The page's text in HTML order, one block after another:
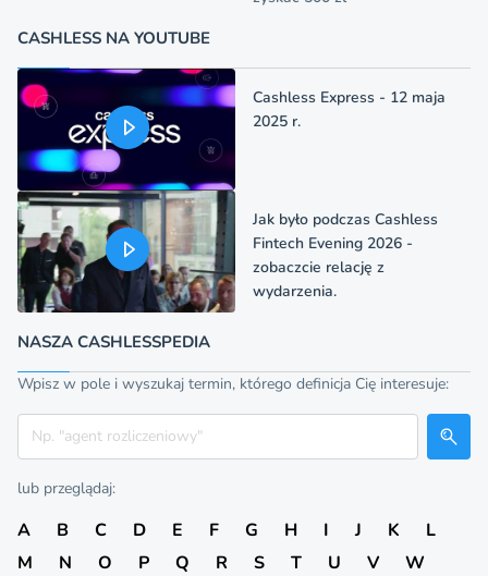
CASHLESS NA YOUTUBE
Cashless Express - 12 maja
2025 r.
Jak było podczas Cashless
Fintech Evening 2026 -
zobaczcie relację z
wydarzenia.
NASZA CASHLESSPEDIA
Wpisz w pole i wyszukaj termin, którego definicja Cię interesuje:
Szukaj
lub przeglądaj:
A B C D E F G H I J K
L
M
N O P Q R S T U V
W